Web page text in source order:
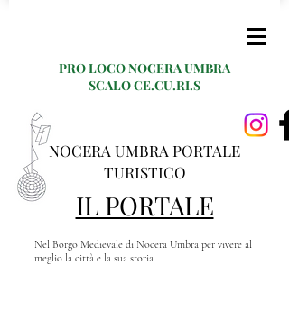
PRO LOCO NOCERA UMBRA
SCALO CE.CU.RI.S
NOCERA UMBRA PORTALE
TURISTICO
IL PORTALE
Nel Borgo Medievale di Nocera Umbra per vivere al
meglio la città e la sua storia